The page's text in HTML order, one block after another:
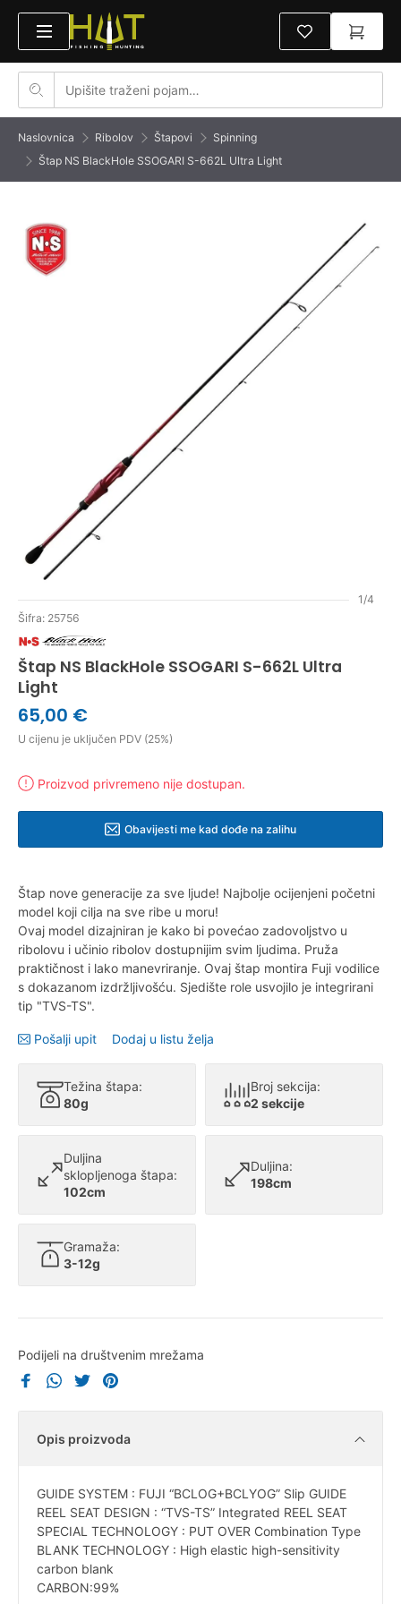
Naslovnica Ribolov Štapovi
Spinning
Štap NS BlackHole SSOGARI S-662L Ultra Light
1/4
Šifra: 25756
Štap NS BlackHole SSOGARI S-662L Ultra
Light
65,00 €
U cijenu je uključen PDV (25%)
Proizvod privremeno nije dostupan.
Obavijesti me kad dođe na zalihu
Štap nove generacije za sve ljude! Najbolje ocijenjeni početni
model koji cilja na sve ribe u moru!
Ovaj model dizajniran je kako bi povećao zadovoljstvo u
ribolovu i učinio ribolov dostupnijim svim ljudima. Pruža
praktičnost i lako manevriranje. Ovaj štap montira Fuji vodilice
s dokazanom izdržljivošću. Sjedište role usvojilo je integrirani
tip "TVS-TS".
Pošalji upit Dodaj u listu želja
Težina štapa:
80g
Broj sekcija:
2 sekcije
Duljina
sklopljenoga štapa:
102cm
Duljina:
198cm
Gramaža:
3-12g
Podijeli na društvenim mrežama
Opis proizvoda
GUIDE SYSTEM : FUJI “BCLOG+BCLYOG” Slip GUIDE
REEL SEAT DESIGN : “TVS-TS” Integrated REEL SEAT
SPECIAL TECHNOLOGY : PUT OVER Combination Type
BLANK TECHNOLOGY : High elastic high-sensitivity
carbon blank
CARBON:99%